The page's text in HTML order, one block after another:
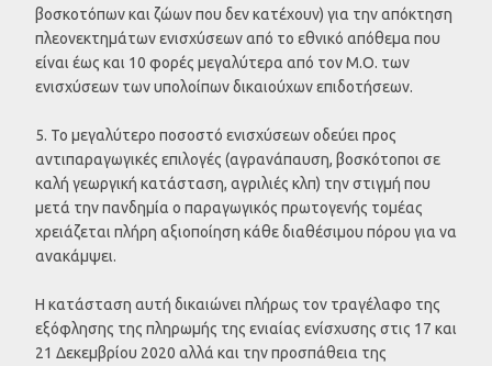
βοσκοτόπων και ζώων που δεν κατέχουν) για την απόκτηση
πλεονεκτημάτων ενισχύσεων από το εθνικό απόθεμα που
είναι έως και 10 φορές μεγαλύτερα από τον Μ.Ο. των
ενισχύσεων των υπολοίπων δικαιούχων επιδοτήσεων.
5. Το μεγαλύτερο ποσοστό ενισχύσεων οδεύει προς
αντιπαραγωγικές επιλογές (αγρανάπαυση, βοσκότοποι σε
καλή γεωργική κατάσταση, αγριλιές κλπ) την στιγμή που
μετά την πανδημία ο παραγωγικός πρωτογενής τομέας
χρειάζεται πλήρη αξιοποίηση κάθε διαθέσιμου πόρου για να
ανακάμψει.
Η κατάσταση αυτή δικαιώνει πλήρως τον τραγέλαφο της
εξόφλησης της πληρωμής της ενιαίας ενίσχυσης στις 17 και
21 Δεκεμβρίου 2020 αλλά και την προσπάθεια της